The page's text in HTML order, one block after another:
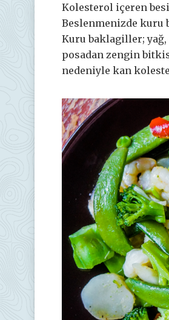
Kolesterol içeren
Beslenmenizde kuru
Kuru baklagiller;
posadan zengin
nedeniyle kan